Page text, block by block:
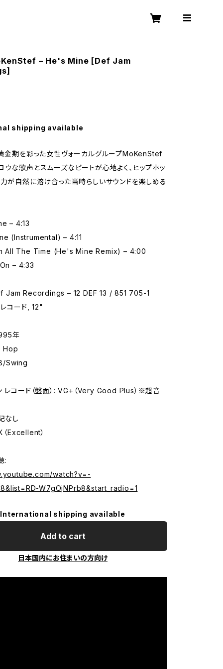
– He's Mine [Def Jam
shipping available
金期を彩った女性ヴォーカルグループMoKenStef
ウな歌声とスムーズなビートが心地よく、ヒップホッ
が自然に溶け合った当時らしいサウンドを楽しめる
– 4:13
(Instrumental) – 4:11
All The Time (He's Mine Remix) – 4:00
– 4:33
Jam Recordings – 12 DEF 13 / 851 705-1
コード, 12"
年
Hop
Swing
レコード（盤面）: VG+（Very Good Plus）※超音
なし
（Excellent）
:
watch?v=-
W7gOjNPrb8&start_radio=1
International shipping available
Add to cart
日本国内にお住まいの方向け